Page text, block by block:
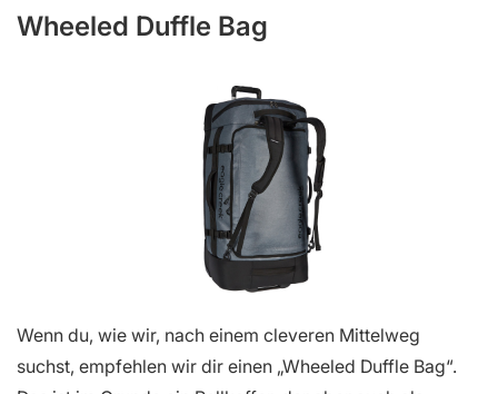
Wheeled Duffle Bag
Wenn du, wie wir, nach einem cleveren Mittelweg
suchst, empfehlen wir dir einen „Wheeled Duffle Bag“.